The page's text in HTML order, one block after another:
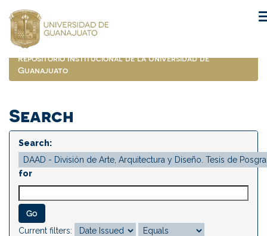
navigation
Repositorio Institucional de la Universidad de
Guanajuato
Search
Search:
for
Current filters: